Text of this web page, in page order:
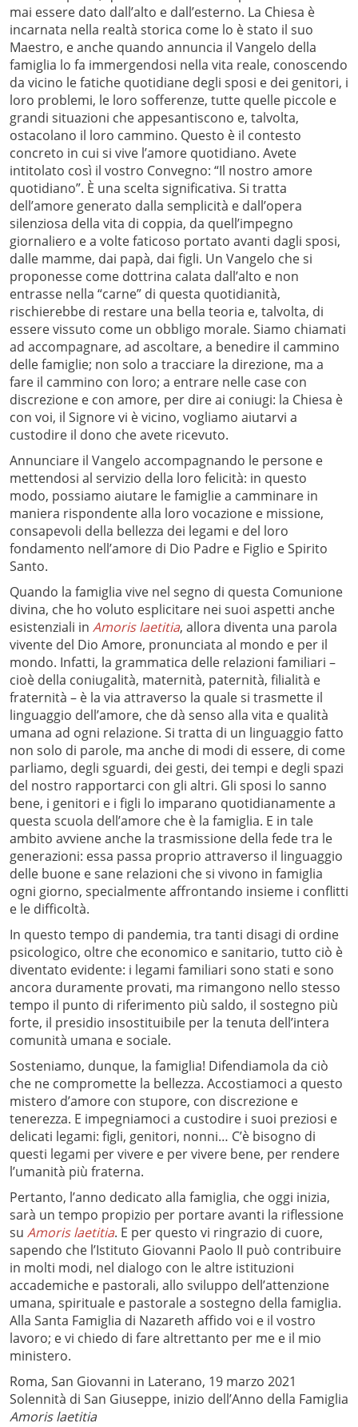
mai essere dato dall’alto e dall’esterno. La Chiesa è
incarnata nella realtà storica come lo è stato il suo
Maestro, e anche quando annuncia il Vangelo della
famiglia lo fa immergendosi nella vita reale, conoscendo
da vicino le fatiche quotidiane degli sposi e dei genitori, i
loro problemi, le loro sofferenze, tutte quelle piccole e
grandi situazioni che appesantiscono e, talvolta,
ostacolano il loro cammino. Questo è il contesto
concreto in cui si vive l’amore quotidiano. Avete
intitolato così il vostro Convegno: “Il nostro amore
quotidiano”. È una scelta significativa. Si tratta
dell’amore generato dalla semplicità e dall’opera
silenziosa della vita di coppia, da quell’impegno
giornaliero e a volte faticoso portato avanti dagli sposi,
dalle mamme, dai papà, dai figli. Un Vangelo che si
proponesse come dottrina calata dall’alto e non
entrasse nella “carne” di questa quotidianità,
rischierebbe di restare una bella teoria e, talvolta, di
essere vissuto come un obbligo morale. Siamo chiamati
ad accompagnare, ad ascoltare, a benedire il cammino
delle famiglie; non solo a tracciare la direzione, ma a
fare il cammino con loro; a entrare nelle case con
discrezione e con amore, per dire ai coniugi: la Chiesa è
con voi, il Signore vi è vicino, vogliamo aiutarvi a
custodire il dono che avete ricevuto.
Annunciare il Vangelo accompagnando le persone e
mettendosi al servizio della loro felicità: in questo
modo, possiamo aiutare le famiglie a camminare in
maniera rispondente alla loro vocazione e missione,
consapevoli della bellezza dei legami e del loro
fondamento nell’amore di Dio Padre e Figlio e Spirito
Santo.
Quando la famiglia vive nel segno di questa Comunione
divina, che ho voluto esplicitare nei suoi aspetti anche
esistenziali in Amoris laetitia, allora diventa una parola
vivente del Dio Amore, pronunciata al mondo e per il
mondo. Infatti, la grammatica delle relazioni familiari –
cioè della coniugalità, maternità, paternità, filialità e
fraternità – è la via attraverso la quale si trasmette il
linguaggio dell’amore, che dà senso alla vita e qualità
umana ad ogni relazione. Si tratta di un linguaggio fatto
non solo di parole, ma anche di modi di essere, di come
parliamo, degli sguardi, dei gesti, dei tempi e degli spazi
del nostro rapportarci con gli altri. Gli sposi lo sanno
bene, i genitori e i figli lo imparano quotidianamente a
questa scuola dell’amore che è la famiglia. E in tale
ambito avviene anche la trasmissione della fede tra le
generazioni: essa passa proprio attraverso il linguaggio
delle buone e sane relazioni che si vivono in famiglia
ogni giorno, specialmente affrontando insieme i conflitti
e le difficoltà.
In questo tempo di pandemia, tra tanti disagi di ordine
psicologico, oltre che economico e sanitario, tutto ciò è
diventato evidente: i legami familiari sono stati e sono
ancora duramente provati, ma rimangono nello stesso
tempo il punto di riferimento più saldo, il sostegno più
forte, il presidio insostituibile per la tenuta dell’intera
comunità umana e sociale.
Sosteniamo, dunque, la famiglia! Difendiamola da ciò
che ne compromette la bellezza. Accostiamoci a questo
mistero d’amore con stupore, con discrezione e
tenerezza. E impegniamoci a custodire i suoi preziosi e
delicati legami: figli, genitori, nonni… C’è bisogno di
questi legami per vivere e per vivere bene, per rendere
l’umanità più fraterna.
Pertanto, l’anno dedicato alla famiglia, che oggi inizia,
sarà un tempo propizio per portare avanti la riflessione
su Amoris laetitia. E per questo vi ringrazio di cuore,
sapendo che l’Istituto Giovanni Paolo II può contribuire
in molti modi, nel dialogo con le altre istituzioni
accademiche e pastorali, allo sviluppo dell’attenzione
umana, spirituale e pastorale a sostegno della famiglia.
Alla Santa Famiglia di Nazareth affido voi e il vostro
lavoro; e vi chiedo di fare altrettanto per me e il mio
ministero.
Roma, San Giovanni in Laterano, 19 marzo 2021
Solennità di San Giuseppe, inizio dell’Anno della Famiglia
Amoris laetitia